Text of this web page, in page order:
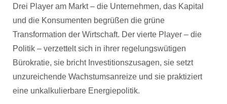
Drei Player am Markt – die Unternehmen, das Kapital
und die Konsumenten begrüßen die grüne
Transformation der Wirtschaft. Der vierte Player – die
Politik – verzettelt sich in ihrer regelungswütigen
Bürokratie, sie bricht Investitionszusagen, sie setzt
unzureichende Wachstumsanreize und sie praktiziert
eine unkalkulierbare Energiepolitik.